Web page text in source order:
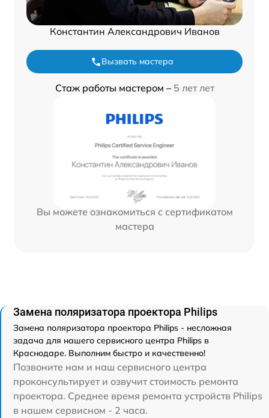
Константин Александрович Иванов
Вызвать мастера
Стаж работы мастером – 5 лет лет
Вы можете ознакомиться с сертификатом
мастера
Замена поляризатора проектора Philips
Замена поляризатора проектора Philips - несложная
задача для нашего сервисного центра Philips в
Краснодаре. Выполним быстро и качественно!
Позвоните нам и наш сервисного центра
проконсультирует и озвучит стоимость ремонта
проектора. Среднее время ремонта устройств Philips
в нашем сервисном - 2 часа.